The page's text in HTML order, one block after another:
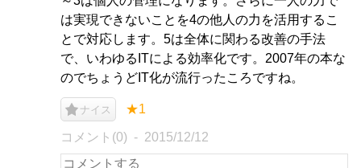
は実現できないことを4の他人の力を活用するこ
とで対応します。5は全体に関わる改善の手法
で、いわゆるITによる効率化です。2007年の本な
のでちょうどIT化が流行ったころですね。
ナイス ★1
コメント(0) 2015/12/12